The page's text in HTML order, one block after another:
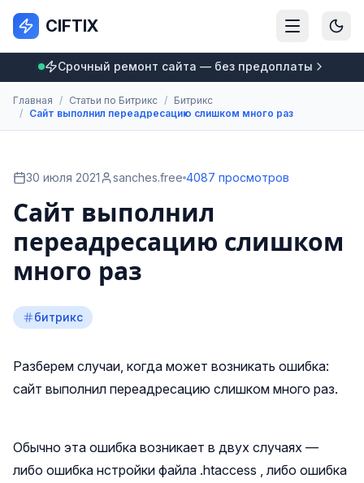
CIFTIX
Срочный ремонт сайта — без предоплаты
Главная / Статьи по Битрикс / Битрикс
/ Сайт выполнил переадресацию слишком много раз
30 июля 2021 sanches.free 4087 просмотров
Сайт выполнил
переадресацию слишком
много раз
битрикс
Разберем случаи, когда может возникать ошибка:
сайт выполнил переадресацию слишком много раз.
Обычно эта ошибка возникает в двух случаях —
либо ошибка нстройки файла .htaccess , либо ошибка